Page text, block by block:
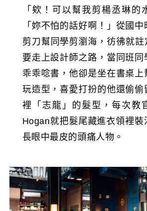
「欸！可以幫我剪楊丞琳的
「妳不怕的話好啊！」從國
剪刀幫同學剪瀏海，彷彿就
要走上設計師之路，當同班同
乖乖唸書，他卻是坐在書桌上
玩造型，喜愛打扮的他還偷偷
裡「志龍」的髮型，每次教
Hogan就把髮尾藏進衣領裡裝
長眼中最皮的頭痛人物。